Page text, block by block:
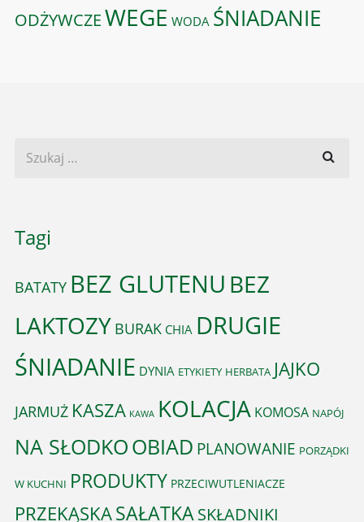
ODŻYWCZEWEGE WODA ŚNIADANIE
Tagi
BATATY BEZ GLUTENU BEZ
LAKTOZY BURAK CHIA DRUGIE
ŚNIADANIE DYNIA ETYKIETY HERBATA JAJKO
JARMUŻ KASZA KAWA KOLACJA KOMOSA NAPÓJ
NA SŁODKOOBIAD PLANOWANIE PORZĄDKI
W KUCHNI PRODUKTY PRZECIWUTLENIACZE
PRZEKĄSKASAŁATKASKŁADNIKI